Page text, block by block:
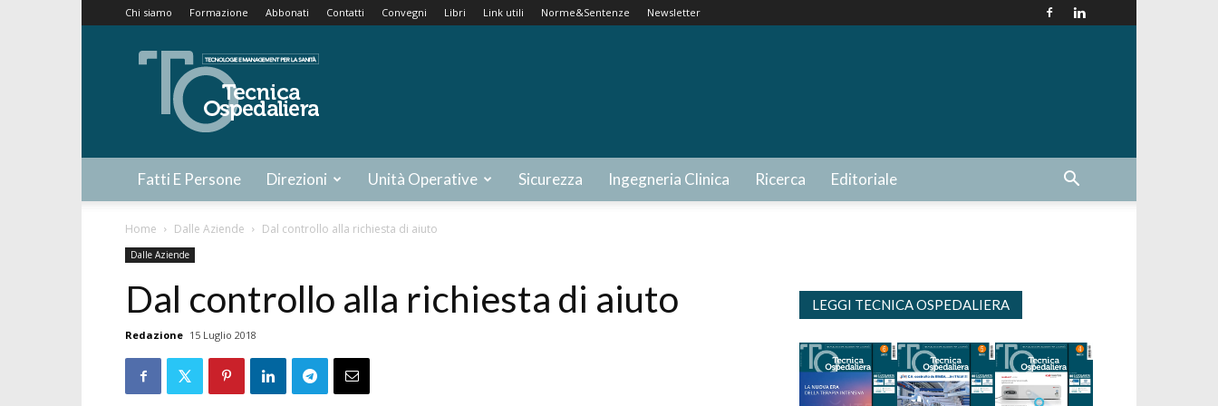
Chi siamo Formazione Abbonati Contatti Convegni Libri Link utili Norme&Sentenze Newsletter
Tecnica
Ospedaliera
Fatti E Persone Direzioni Unità Operative Sicurezza Ingegneria Clinica Ricerca Editoriale
Home Dalle Aziende Dal controllo alla richiesta di aiuto
Dalle Aziende
Dal controllo alla richiesta di aiuto
Redazione 15 Luglio 2018
LEGGI TECNICA OSPEDALIERA